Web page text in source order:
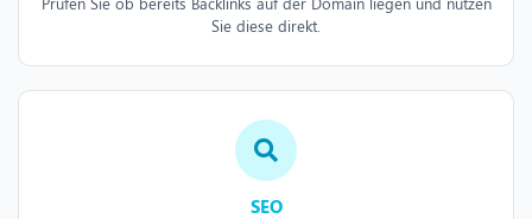
Sie diese direkt.
SEO